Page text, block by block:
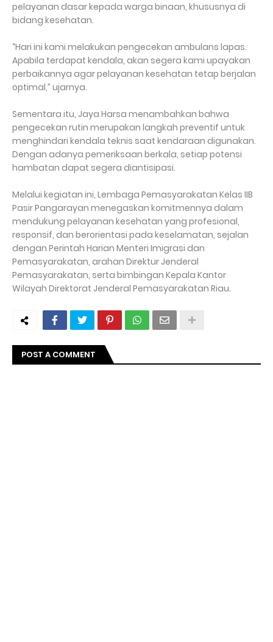
pelayanan dasar kepada warga binaan, khususnya di
bidang kesehatan.
“Hari ini kami melakukan pengecekan ambulans lapas.
Apabila terdapat kendala, akan segera kami upayakan
perbaikannya agar pelayanan kesehatan tetap berjalan
optimal,” ujarnya.
Sementara itu, Jaya Harsa menambahkan bahwa
pengecekan rutin merupakan langkah preventif untuk
menghindari kendala teknis saat kendaraan digunakan.
Dengan adanya pemeriksaan berkala, setiap potensi
hambatan dapat segera diantisipasi.
Melalui kegiatan ini, Lembaga Pemasyarakatan Kelas IIB
Pasir Pangarayan menegaskan komitmennya dalam
mendukung pelayanan kesehatan yang profesional,
responsif, dan berorientasi pada keselamatan, sejalan
dengan Perintah Harian Menteri Imigrasi dan
Pemasyarakatan, arahan Direktur Jenderal
Pemasyarakatan, serta bimbingan Kepala Kantor
Wilayah Direktorat Jenderal Pemasyarakatan Riau.
POST A COMMENT